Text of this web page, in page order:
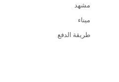
مشهد
ميناء
طريقة الدفع